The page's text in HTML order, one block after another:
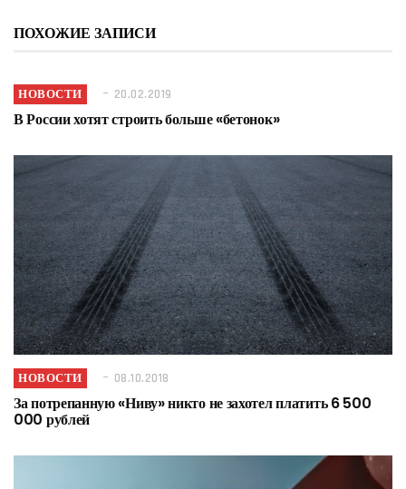
ПОХОЖИЕ ЗАПИСИ
НОВОСТИ 20.02.2019
В России хотят строить больше «бетонок»
НОВОСТИ 08.10.2018
За потрепанную «Ниву» никто не захотел платить 6 500
000 рублей